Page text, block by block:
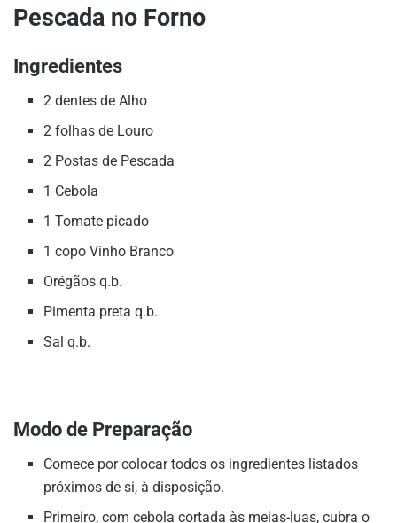
Pescada no Forno
Ingredientes
2 dentes de Alho
2 folhas de Louro
2 Postas de Pescada
1 Cebola
1 Tomate picado
1 copo Vinho Branco
Orégãos q.b.
Pimenta preta q.b.
Sal q.b.
Modo de Preparação
Comece por colocar todos os ingredientes listados
próximos de si, à disposição.
Primeiro, com cebola cortada às meias-luas, cubra o